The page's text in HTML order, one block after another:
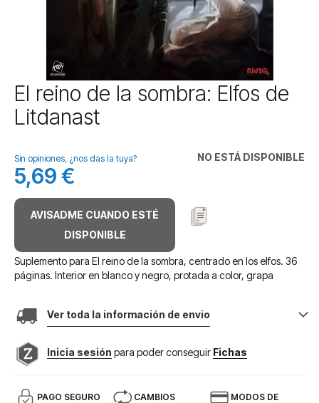
Saltar
al
comienzo
galería
de
imágenes
El reino de la sombra: Elfos de
Litdanast
NO ESTÁ DISPONIBLE
Sin opiniones, ¿nos das la tuya?
5,69 €
AVISADME CUANDO ESTÉ
DISPONIBLE
Suplemento para El reino de la sombra, centrado en los elfos. 36
páginas. Interior en blanco y negro, protada a color, grapa
Ver toda la información de envio
Inicia sesión para poder conseguir Fichas
PAGO SEGURO CAMBIOS MODOS DE